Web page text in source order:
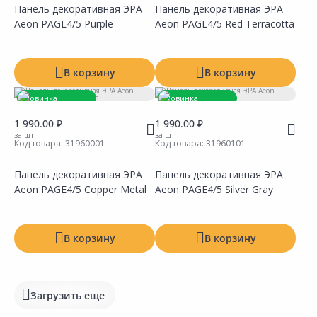
Панель декоративная ЭРА
Aeon PAGL4/5 Purple
В корзину
Панель декоративная ЭРА
Aeon PAGL4/5 Red Terracotta
В корзину
Новинка
1 990.00 ₽
за шт
Код товара: 31960001
Панель декоративная ЭРА
Aeon PAGE4/5 Copper Metal
В корзину
Новинка
1 990.00 ₽
за шт
Код товара: 31960101
Панель декоративная ЭРА
Aeon PAGE4/5 Silver Gray
В корзину
Загрузить еще